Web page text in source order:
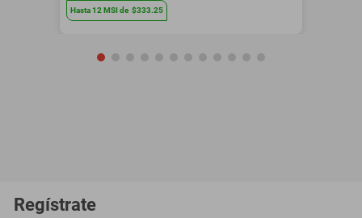
Hasta12 MSIde $333.25
Regístrate